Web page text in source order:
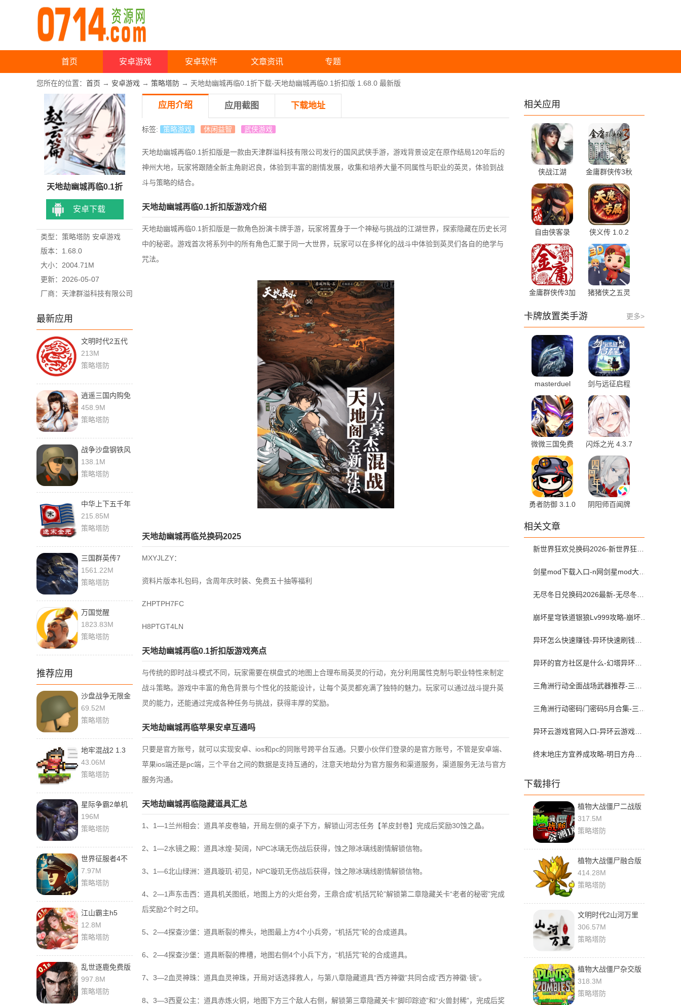
首页 安卓游戏 安卓软件 文章资讯 专题
您所在的位置： 首页 → 安卓游戏 → 策略塔防 → 天地劫幽城再临0.1折下载-天地劫幽城再临0.1折扣版 1.68.0 最新版
天地劫幽城再临0.1折
安卓下载
类型：策略塔防 安卓游戏
版本：1.68.0
大小：2004.71M
更新：2026-05-07
厂商：天津群溢科技有限公司
最新应用
文明时代2五代
演义mod 1.2
213M
策略塔防
逍遥三国内购免
费版
3.1.0.00150002
458.9M
策略塔防
战争沙盘钢铁风
暴 1.1 安卓版
138.1M
策略塔防
中华上下五千年
2宋辽金元 1.6
安卓版
215.85M
策略塔防
三国群英传7
3.5.0 官方版
1561.22M
策略塔防
万国觉醒
1.1.7.26 最新版
1823.83M
策略塔防
推荐应用
沙盘战争无限金
币版 v2.22.1 安
卓版
69.52M
策略塔防
地牢混战2 1.3
手机版
43.06M
策略塔防
星际争霸2单机
版 v3.5.0 手机
版
196M
策略塔防
世界征服者4不
灭凤凰mod
2024
7.97M
策略塔防
江山霸主h5
1.0.0 官方版
12.8M
策略塔防
乱世逐鹿免费版
1.0 安卓版
997.8M
策略塔防
应用介绍 应用截图 下载地址
标签: 策略游戏 休闲益智 武侠游戏
天地劫幽城再临0.1折扣版是一款由天津群溢科技有限公司发行的国风武侠手游，游戏背景设定在原作结局120年后的
神州大地，玩家将跟随全新主角尉迟良，体验到丰富的剧情发展，收集和培养大量不同属性与职业的英灵，体验到战
斗与策略的结合。
天地劫幽城再临0.1折扣版游戏介绍
天地劫幽城再临0.1折扣版是一款角色扮演卡牌手游，玩家将置身于一个神秘与挑战的江湖世界，探索隐藏在历史长河
中的秘密。游戏首次将系列中的所有角色汇聚于同一大世界，玩家可以在多样化的战斗中体验到英灵们各自的绝学与
咒法。
天地劫幽城再临兑换码2025
‌MXYJLZY‌：
资料片版本礼包码，含周年庆时装、免费五十抽等福利‌
‌ZHPTPH7FC
H8PTGT4LN
天地劫幽城再临0.1折扣版游戏亮点
与传统的即时战斗模式不同，玩家需要在棋盘式的地图上合理布局英灵的行动，充分利用属性克制与职业特性来制定
战斗策略。游戏中丰富的角色背景与个性化的技能设计，让每个英灵都充满了独特的魅力。玩家可以通过战斗提升英
灵的能力，还能通过完成各种任务与挑战，获得丰厚的奖励。
天地劫幽城再临苹果安卓互通吗
只要是官方账号，就可以实现安卓、ios和pc的同账号跨平台互通。只要小伙伴们登录的是官方账号，不管是安卓端、
苹果ios端还是pc端，三个平台之间的数据是支持互通的，注意天地劫分为官方服务和渠道服务，渠道服务无法与官方
服务沟通。
天地劫幽城再临隐藏道具汇总
1、1—1兰州相会：道具羊皮卷轴，开局左侧的桌子下方，解锁山河志任务【羊皮封卷】完成后奖励30蚀之晶。
2、1—2水镜之殿：道具冰煌·契阔，NPC冰璃无伤战后获得，蚀之隙冰璃线剧情解锁信物。
3、1—6北山绿洲：道具璇玑·初见，NPC璇玑无伤战后获得，蚀之隙冰璃线剧情解锁信物。
4、2—1声东击西：道具机关图纸，地图上方的火炬台旁，王鼎合成“机括咒轮”解锁第二章隐藏关卡“老者的秘密”完成
后奖励2个时之印。
5、2—4探查沙堡：道具断裂的榫头，地图最上方4个小兵旁，“机括咒”轮的合成道具。
6、2—4探查沙堡：道具断裂的榫槽，地图右侧4个小兵下方，“机括咒”轮的合成道具。
7、3—2血灵神珠：道具血灵神珠，开局对话选择救人，与第八章隐藏道具“西方神徽”共同合成“西方神徽·镜“。
8、3—3西夏公主：道具赤炼火铜，地图下方三个敌人右侧，解锁第三章隐藏关卡“脚印踪迹”和“火兽封稀”，完成后奖
相关应用
侠战江湖
v1.0.29.630 安
卓版
金庸群侠传3秋
叶无敌 3.1.0
手机版
自由侠客录
v1.0 官方版
侠义传 1.0.2
官方版
金庸群侠传3加
新版
猪猪侠之五灵
更多>
卡牌放置类手游
masterduel
2.1.1 最新版
剑与远征启程
1.6.41 最新版
微微三国免费
版 1.0 最新版
闪烁之光 4.3.7
安卓版
勇者防御 3.1.0
阴阳师百闻牌
卓版
相关文章
下载排行
植物大战僵尸二战版
0.2 官方版
317.5M
策略塔防
植物大战僵尸融合版
3.0.1 最新版
414.28M
策略塔防
文明时代2山河万里
mod 1.26R(胜利日)
安卓版
306.57M
策略塔防
植物大战僵尸杂交版
0.5.1 最新版
318.3M
策略塔防